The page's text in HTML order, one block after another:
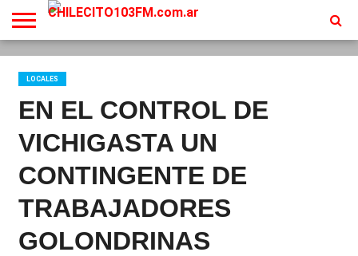
INICIO
EN
VIVO
PROGRAMACION
CONTACTO
LOCALES
EN EL CONTROL DE
VICHIGASTA UN
CONTINGENTE DE
TRABAJADORES
GOLONDRINAS